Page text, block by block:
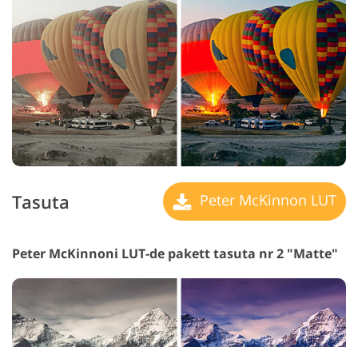
Tasuta Peter McKinnon LUT
Peter McKinnoni LUT-de pakett tasuta nr 2 "Matte"